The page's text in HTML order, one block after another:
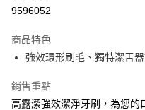
悠遊付
AFTEE先享後付
9596052
商品特色
強效環形刷毛、獨特潔舌
銷售重點
高露潔強效潔淨牙刷，為您的